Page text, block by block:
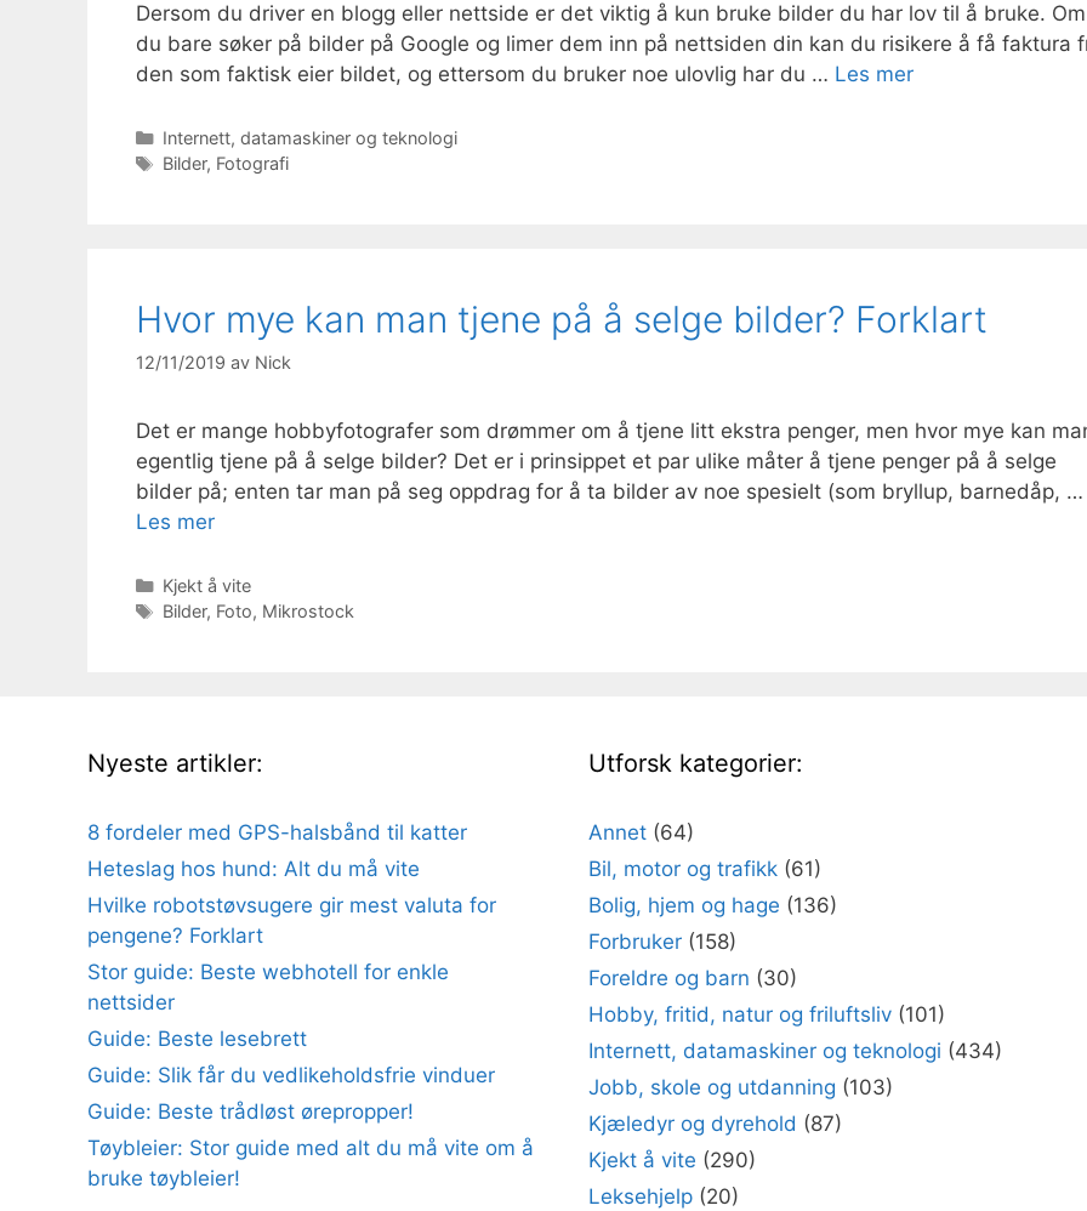
Dersom du driver en blogg eller nettside er det viktig å kun bruke bilder du har lov til å bruke. Om
du bare søker på bilder på Google og limer dem inn på nettsiden din kan du risikere å få faktura
den som faktisk eier bildet, og ettersom du bruker noe ulovlig har du … Les mer
Kategorier
Internett, datamaskiner og teknologi
Stikkord
Bilder, Fotografi
Hvor mye kan man tjene på å selge bilder? Forklart
12/11/2019 av Nick
Det er mange hobbyfotografer som drømmer om å tjene litt ekstra penger, men hvor mye kan
egentlig tjene på å selge bilder? Det er i prinsippet et par ulike måter å tjene penger på å selge
bilder på; enten tar man på seg oppdrag for å ta bilder av noe spesielt (som bryllup, barnedåp, …
Les mer
Kategorier
Kjekt å vite
Stikkord
Bilder, Foto, Mikrostock
Nyeste artikler:
8 fordeler med GPS-halsbånd til katter
Heteslag hos hund: Alt du må vite
Hvilke robotstøvsugere gir mest valuta for
pengene? Forklart
Stor guide: Beste webhotell for enkle
nettsider
Guide: Beste lesebrett
Guide: Slik får du vedlikeholdsfrie vinduer
Guide: Beste trådløst ørepropper!
Tøybleier: Stor guide med alt du må vite om å
bruke tøybleier!
Utforsk kategorier:
Annet (64)
Bil, motor og trafikk (61)
Bolig, hjem og hage (136)
Forbruker (158)
Foreldre og barn (30)
Hobby, fritid, natur og friluftsliv (101)
Internett, datamaskiner og teknologi (434)
Jobb, skole og utdanning (103)
Kjæledyr og dyrehold (87)
Kjekt å vite (290)
Leksehjelp (20)